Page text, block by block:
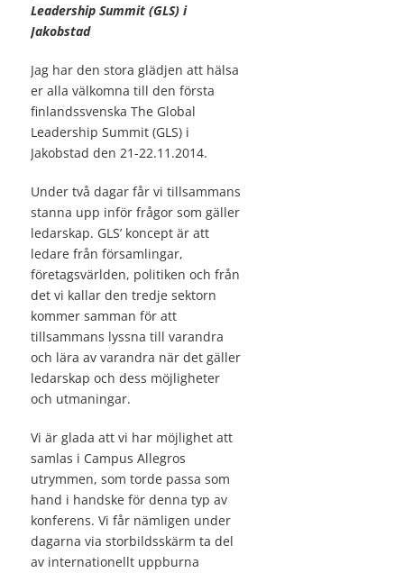
Leadership Summit (GLS) i
Jakobstad
Jag har den stora glädjen att hälsa
er alla välkomna till den första
finlandssvenska The Global
Leadership Summit (GLS) i
Jakobstad den 21-22.11.2014.
Under två dagar får vi tillsammans
stanna upp inför frågor som gäller
ledarskap. GLS’ koncept är att
ledare från församlingar,
företagsvärlden, politiken och från
det vi kallar den tredje sektorn
kommer samman för att
tillsammans lyssna till varandra
och lära av varandra när det gäller
ledarskap och dess möjligheter
och utmaningar.
Vi är glada att vi har möjlighet att
samlas i Campus Allegros
utrymmen, som torde passa som
hand i handske för denna typ av
konferens. Vi får nämligen under
dagarna via storbildsskärm ta del
av internationellt uppburna